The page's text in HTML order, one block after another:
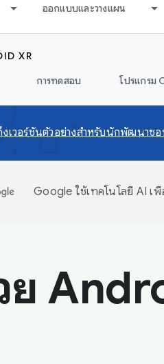
ออกแบบและวางแผน
XR
การทดสอบ โปรแกรม
งเวอร์ชันตัวอย่างสำหรับนักพัฒนาซ
Google ใช้เทคโนโลยี AI เ